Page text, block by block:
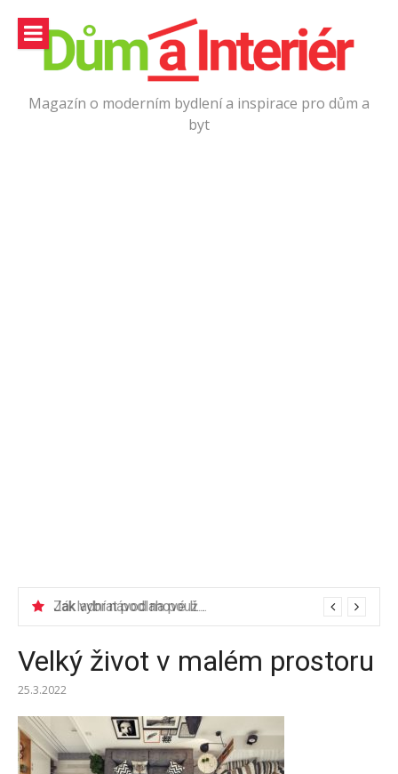
obsah
Magazín o moderním bydlení a inspirace pro dům a
byt
Základní návod na používání elektrické vrtačky
Jak vybrat podlahové lišty?
Velký život v malém prostoru
25.3.2022